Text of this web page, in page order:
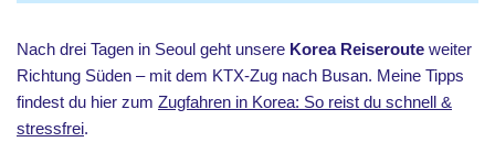
Nach drei Tagen in Seoul geht unsere Korea Reiseroute weiter
Richtung Süden – mit dem KTX-Zug nach Busan. Meine Tipps
findest du hier zum Zugfahren in Korea: So reist du schnell &
stressfrei.